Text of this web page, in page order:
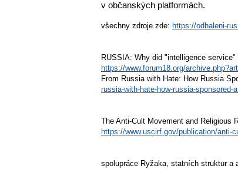
v občanských platformách.
všechny zdroje zde: https://odhaleni-
RUSSIA: Why did "intelligence
https://www.forum18.org/
From Russia with Hate: How Russia
russia-with-hate-how-russia-
The Anti-Cult Movement and Religious
https://www.uscirf.gov/publication/anti-
spolupráce Ryžaka, statních struktur a